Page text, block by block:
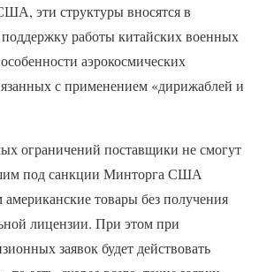
эти структуры вносятся в
работы китайских военных
аэрокосмических
с применением «дирижаблей и
ограничений поставщики не смогут
под санкции Минторга США
товары без получения
лицензии. При этом при
заявок будет действовать